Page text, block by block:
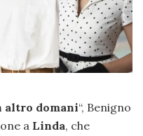
altro domani“, Benigno
a Linda, che